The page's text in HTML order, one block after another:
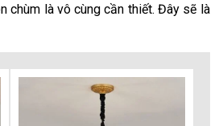
chùm là vô cùng cần thiết. Đây sẽ là